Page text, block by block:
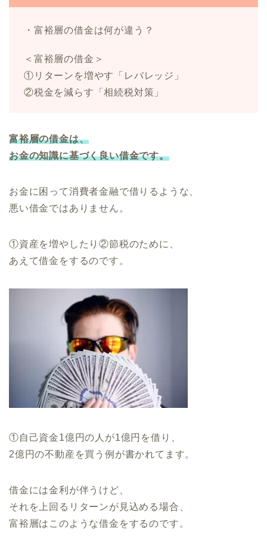
・富裕層の借金は何が違う？
＜富裕層の借金＞
①リターンを増やす「レバレッジ」
②税金を減らす「相続税対策」
富裕層の借金は、
お金の知識に基づく良い借金です。
お金に困って消費者金融で借りるような、
悪い借金ではありません。
①資産を増やしたり②節税のために、
あえて借金をするのです。
①自己資金1億円の人が1億円を借り、
2億円の不動産を買う例が書かれてます。
借金には金利が伴うけど、
それを上回るリターンが見込める場合、
富裕層はこのような借金をするのです。